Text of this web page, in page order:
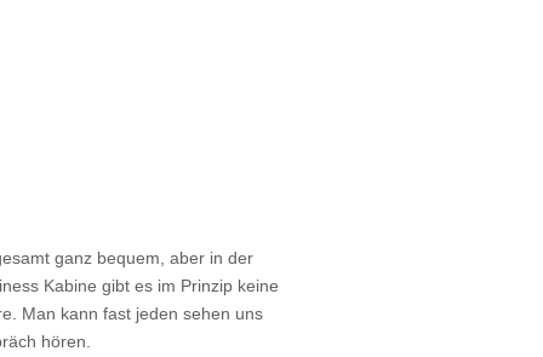
ganz bequem, aber in der
Kabine gibt es im Prinzip keine
Man kann fast jeden sehen uns
hören.